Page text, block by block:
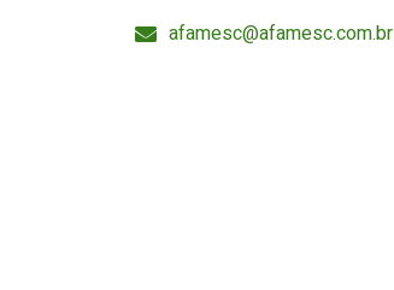
afamesc@afamesc.com.br